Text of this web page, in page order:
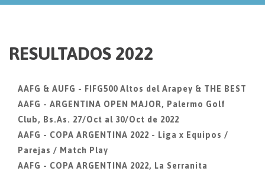
RESULTADOS 2022
AAFG & AUFG - FIFG500 Altos del Arapey & THE BEST
AAFG - ARGENTINA OPEN MAJOR, Palermo Golf
Club, Bs.As. 27/Oct al 30/Oct de 2022
AAFG - COPA ARGENTINA 2022 - Liga x Equipos /
Parejas / Match Play
AAFG - COPA ARGENTINA 2022, La Serranita